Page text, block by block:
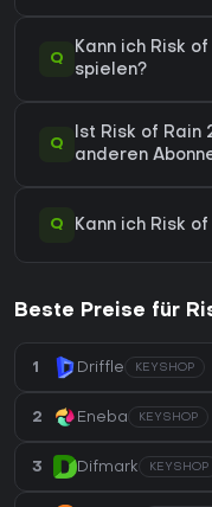
Q
Kann ich Risk
spielen?
Q
Ist Risk of Rain
anderen
Q Kann ich Risk
Beste Preise für
1 Driffle KEYSHOP
2 Eneba KEYSHOP
3 Difmark KEYSHOP